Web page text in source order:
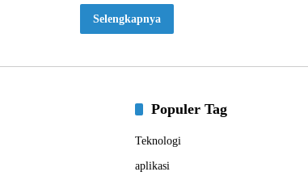
Selengkapnya
Populer Tag
Teknologi
aplikasi